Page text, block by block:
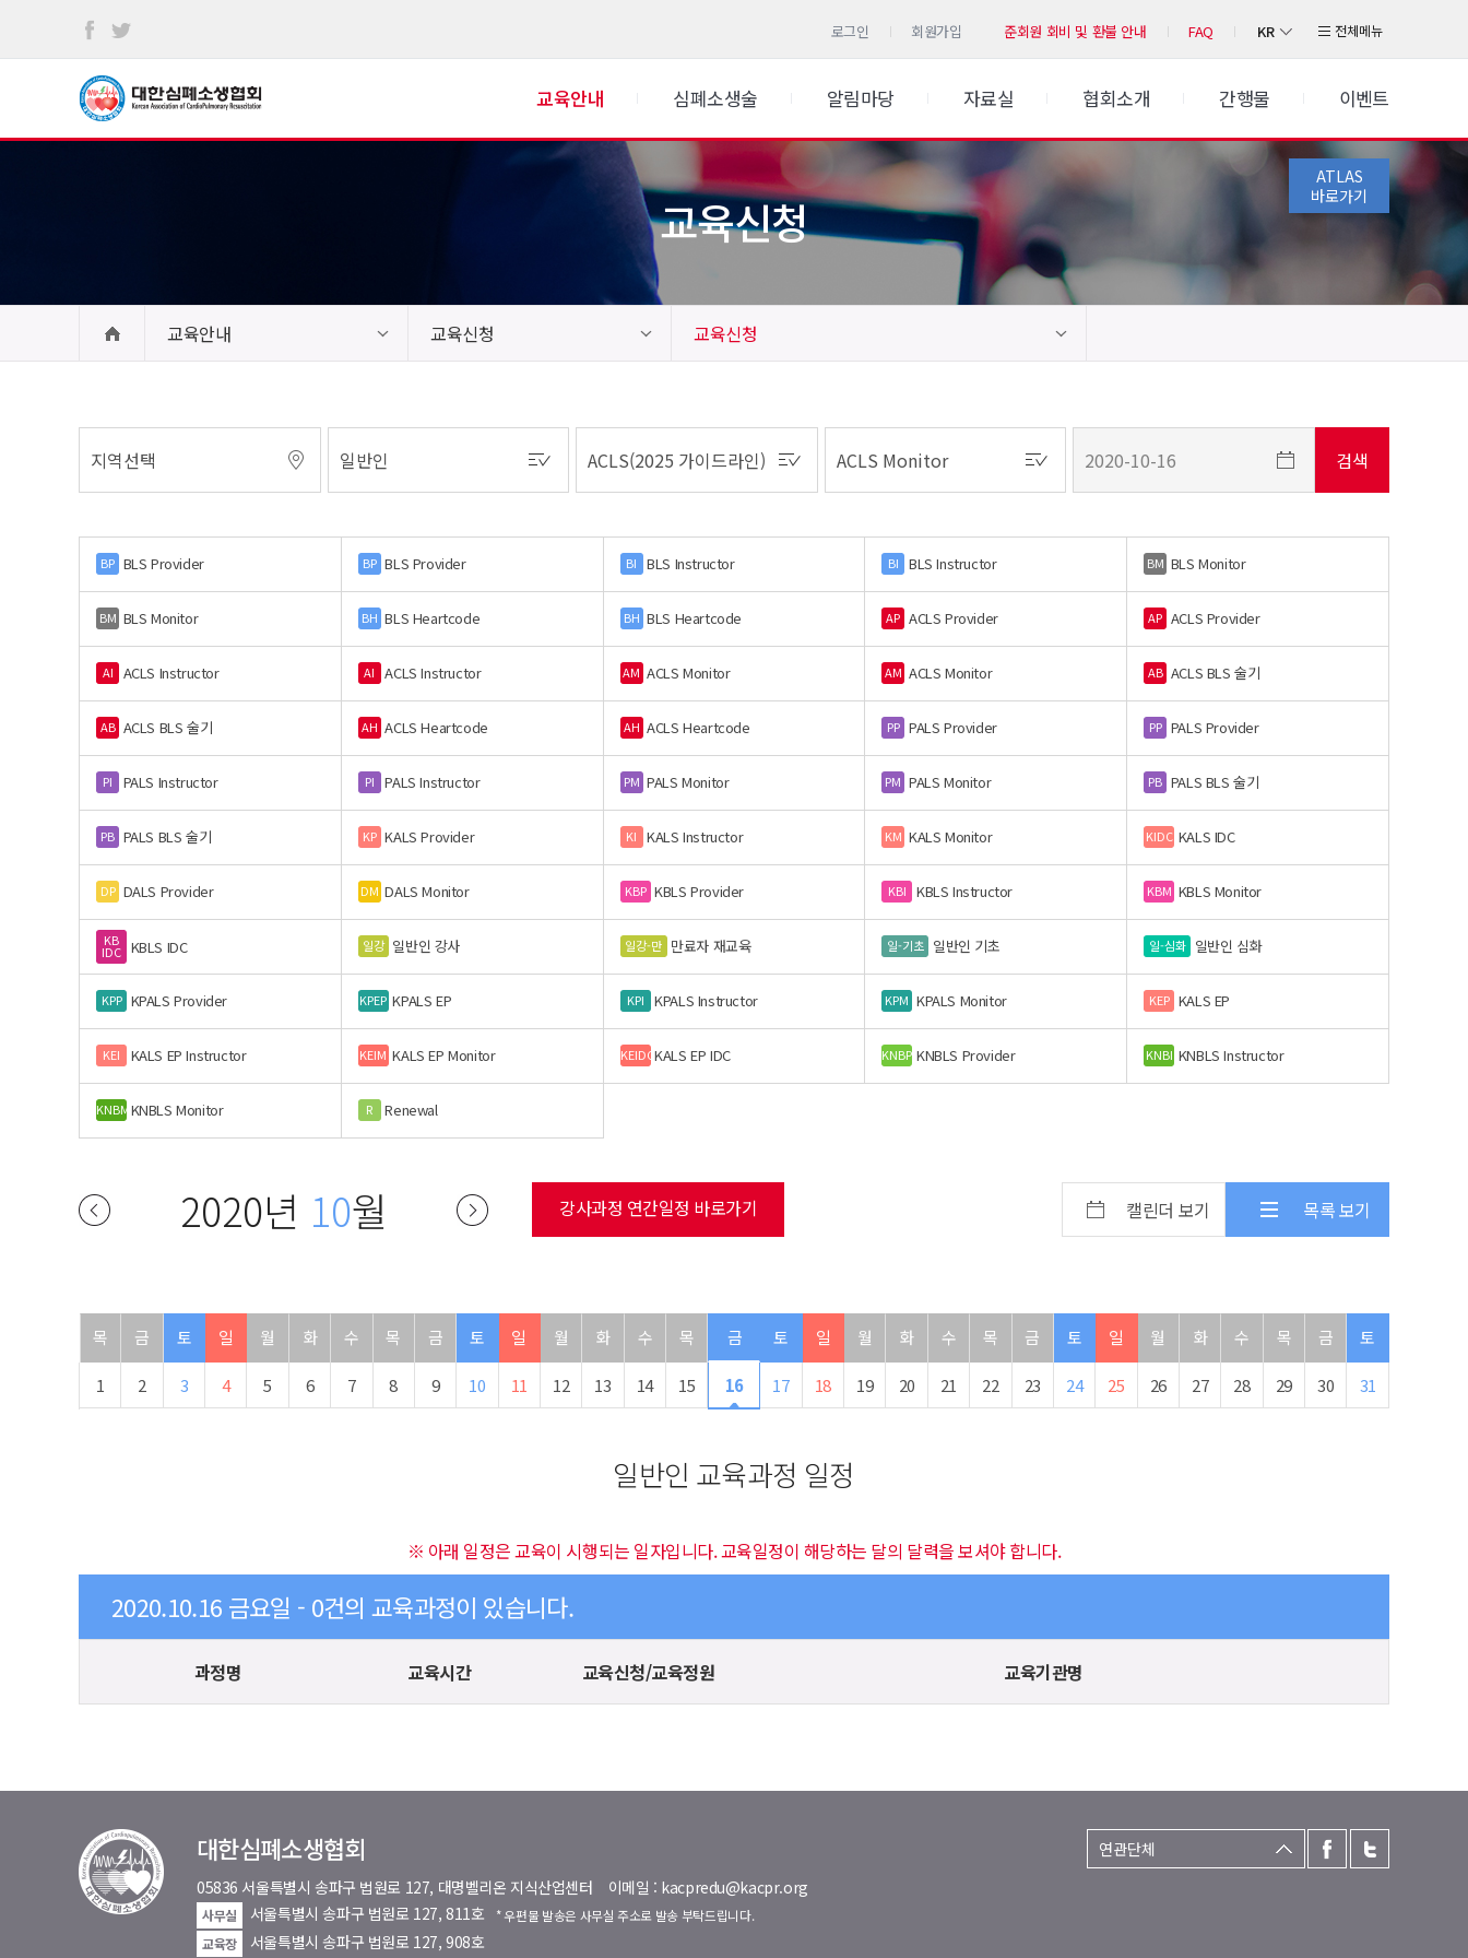
로그인 회원가입 준회원 회비 및 환불 안내 FAQ KR 전체메뉴
교육안내 심폐소생술 알림마당 자료실 협회소개 간행물 이벤트
ATLAS
바로가기
교육신청
교육안내 교육신청 교육신청
BP BLS Provider BP BLS Provider BI BLS Instructor BI BLS Instructor BM BLS Monitor
BM BLS Monitor BH BLS Heartcode BH BLS Heartcode AP ACLS Provider AP ACLS Provider
AI ACLS Instructor AI ACLS Instructor AM ACLS Monitor AM ACLS Monitor AB ACLS BLS 술기
AB ACLS BLS 술기 AH ACLS Heartcode AH ACLS Heartcode PP PALS Provider PP PALS Provider
PI PALS Instructor PI PALS Instructor PM PALS Monitor PM PALS Monitor PB PALS BLS 술기
PB PALS BLS 술기 KP KALS Provider KI KALS Instructor KM KALS Monitor KIDC KALS IDC
DP DALS Provider DM DALS Monitor KBP KBLS Provider KBI KBLS Instructor KBM KBLS Monitor
KB
IDC KBLS IDC 일강 일반인 강사 일강-만 만료자 재교육 일-기초 일반인 기초 일-심화 일반인 심화
KPP KPALS Provider KPEP KPALS EP KPI KPALS Instructor KPM KPALS Monitor KEP KALS EP
KEI KALS EP Instructor KEIM KALS EP Monitor KEIDCKALS EP IDC KNBP KNBLS Provider KNBI KNBLS Instructor
KNBM KNBLS Monitor R Renewal
2020년 10월 강사과정 연간일정 바로가기 캘린더 보기 목록 보기
목 금 토 일 월 화 수 목 금 토 일 월 화 수 목 금 토 일 월 화 수 목 금 토 일 월 화 수 목 금 토
1 2 3 4 5 6 7 8 9 10 11 12 13 14 15 16 17 18 19 20 21 22 23 24 25 26 27 28 29 30 31
일반인 교육과정 일정
※ 아래 일정은 교육이 시행되는 일자입니다. 교육일정이 해당하는 달의 달력을 보셔야 합니다.
2020.10.16 금요일 - 0건의 교육과정이 있습니다.
과정명 교육시간 교육신청/교육정원 교육기관명
대한심폐소생협회
05836 서울특별시 송파구 법원로 127, 대명벨리온 지식산업센터 이메일 : kacpredu@kacpr.org
사무실 서울특별시 송파구 법원로 127, 811호
* 우편물 발송은 사무실 주소로 발송 부탁드립니다.
교육장
서울특별시 송파구 법원로 127, 908호